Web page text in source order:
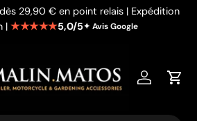
29,90 € en point relais | Expédition
| ★★★★★5,0/5✦ Avis Google
Se